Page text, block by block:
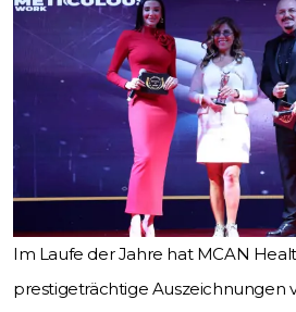
Im Laufe der Jahre hat MCAN
prestigeträchtige Auszeichnungen